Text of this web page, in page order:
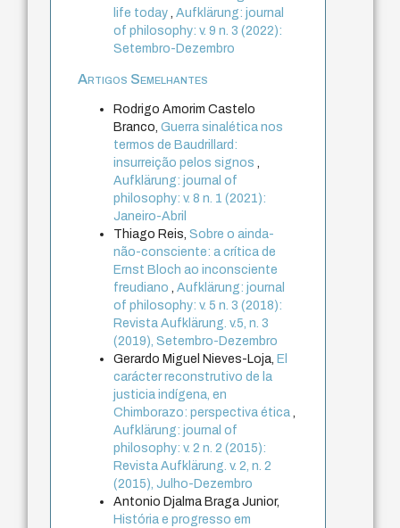
life today,Aufklärung: journal
of philosophy: v. 9 n. 3 (2022):
Setembro-Dezembro
Artigos Semelhantes
Rodrigo Amorim Castelo
Branco,Guerra sinalética nos
termos de Baudrillard:
insurreição pelos signos,
Aufklärung: journal of
philosophy: v. 8 n. 1 (2021):
Janeiro-Abril
Thiago Reis,Sobre o ainda-
não-consciente: a crítica de
Ernst Bloch ao inconsciente
freudiano,Aufklärung: journal
of philosophy: v. 5 n. 3 (2018):
Revista Aufklärung. v.5, n. 3
(2019), Setembro-Dezembro
Gerardo Miguel Nieves-Loja, El
carácter reconstrutivo de la
justicia indígena, en
Chimborazo: perspectiva ética,
Aufklärung: journal of
philosophy: v. 2 n. 2 (2015):
Revista Aufklärung. v. 2, n. 2
(2015), Julho-Dezembro
Antonio Djalma Braga Junior,
História e progresso em